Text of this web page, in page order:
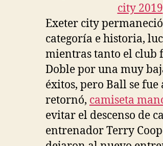
Exeter city
categoría e historia,
mientras tanto el club
Doble por una muy
éxitos, pero Ball se
retornó, camiseta
evitar el descenso de
entrenador Terry